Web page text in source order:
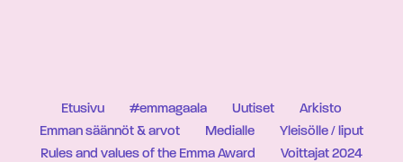
Etusivu #emmagaala Uutiset
Arkisto
Emman säännöt & arvot
Medialle
Yleisölle / liput
Rules and values of the Emma Award
Voittajat 2024